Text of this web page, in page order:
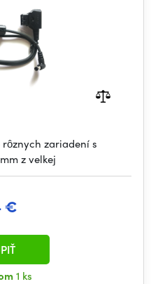
zariadení s
z velkej
€
1 ks